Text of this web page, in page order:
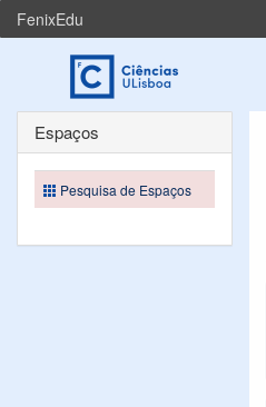
FenixEdu
Espaços
Pesquisa de Espaços